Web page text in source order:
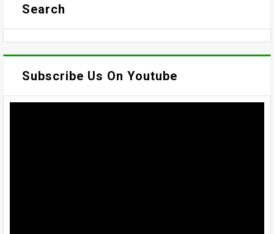
Search
Subscribe Us On Youtube